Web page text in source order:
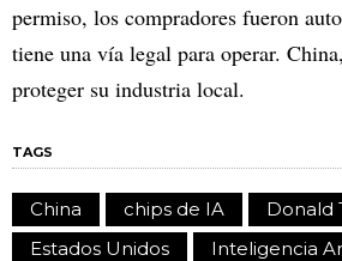
permiso, los compradores fueron
tiene una vía legal para operar.
proteger su industria local.
TAGS
China chips de IA
Donald
Estados Unidos
Inteligencia